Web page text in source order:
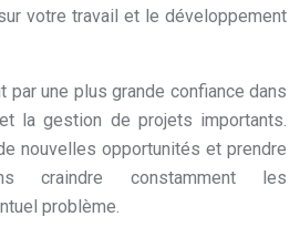
votre travail et le développement
une plus grande confiance dans
la gestion de projets importants.
nouvelles opportunités et prendre
craindre constamment les
problème.